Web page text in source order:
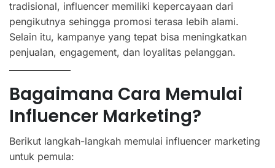
tradisional, influencer memiliki kepercayaan dari
pengikutnya sehingga promosi terasa lebih alami.
Selain itu, kampanye yang tepat bisa meningkatkan
penjualan, engagement, dan loyalitas pelanggan.
Bagaimana Cara Memulai
Influencer Marketing?
Berikut langkah-langkah memulai influencer marketing
untuk pemula: